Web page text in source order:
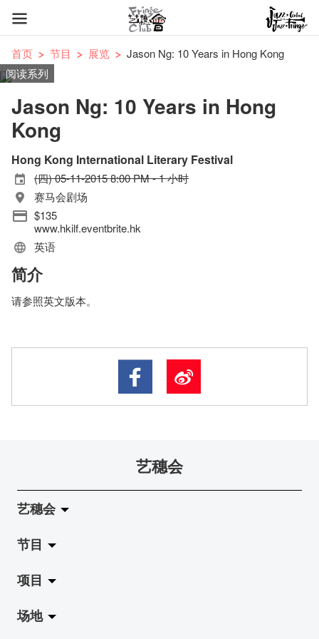
首页 节目 展览
Jason Ng: 10 Years in Hong Kong
阅读系列
Jason Ng: 10 Years in Hong
Kong
Hong Kong International Literary Festival
(四) 05-11-2015 8:00 PM - 1 小时
赛马会剧场
$135
www.hkilf.eventbrite.hk
英语
简介
请参照英文版本。
艺穗会
艺穗会
关于艺穗会
艺穗会的演化
使命与宗旨
节目
拉阔
展览
项目
Jazz-Go-Central, Jazz-Go-Fringe
场地